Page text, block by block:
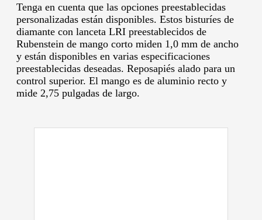
Tenga en cuenta que las opciones preestablecidas
personalizadas están disponibles. Estos bisturíes de
diamante con lanceta LRI preestablecidos de
Rubenstein de mango corto miden 1,0 mm de ancho
y están disponibles en varias especificaciones
preestablecidas deseadas. Reposapiés alado para un
control superior. El mango es de aluminio recto y
mide 2,75 pulgadas de largo.